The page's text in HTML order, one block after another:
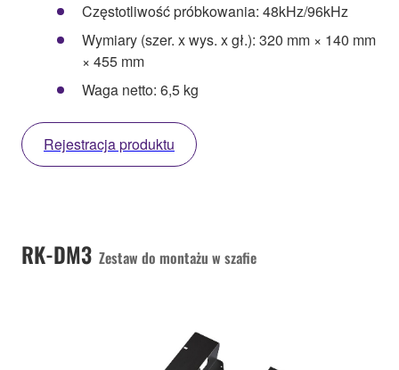
Częstotliwość próbkowania: 48kHz/96kHz
Wymiary (szer. x wys. x gł.): 320 mm × 140 mm
× 455 mm
Waga netto: 6,5 kg
Rejestracja produktu
RK-DM3 Zestaw do montażu w szafie